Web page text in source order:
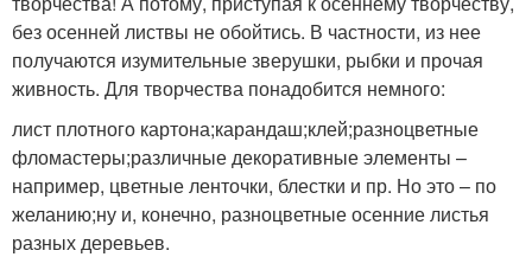
без осенней листвы не обойтись. В частности, из нее
получаются изумительные зверушки, рыбки и прочая
живность. Для творчества понадобится немного:
лист плотного картона;карандаш;клей;разноцветные
фломастеры;различные декоративные элементы –
например, цветные ленточки, блестки и пр. Но это – по
желанию;ну и, конечно, разноцветные осенние листья
разных деревьев.